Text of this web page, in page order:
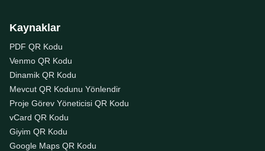
Kaynaklar
PDF QR Kodu
Venmo QR Kodu
Dinamik QR Kodu
Mevcut QR Kodunu Yönlendir
Proje Görev Yöneticisi QR Kodu
vCard QR Kodu
Giyim QR Kodu
Google Maps QR Kodu